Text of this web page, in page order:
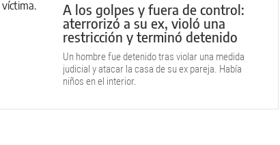
A los golpes y fuera de control:
aterrorizó a su ex, violó una
restricción y terminó detenido
Un hombre fue detenido tras violar una medida
judicial y atacar la casa de su ex pareja. Había
niños en el interior.